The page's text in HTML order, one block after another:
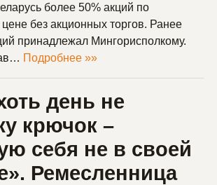
более 50% акций по
без акционных торгов. Ранее
принадлежал Мингорисполкому.
Подробнее »»
день не
крючок –
себя не в своей
Ремесленница